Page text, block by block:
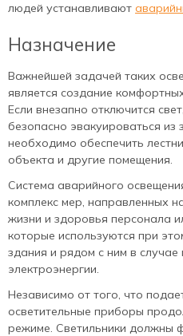
людей устанавливают
Назначение
Важнейшей задачей таких
является создание
Если внезапно отключится
безопасно эвакуироваться
необходимо обеспечить
объекта и другие помещения.
Система аварийного
комплекс мер, направленных
жизни и здоровья персонала
которые используются при
здания и рядом с ним в
электроэнергии.
Независимо от того, что
осветительные приборы
режиме. Светильники должны